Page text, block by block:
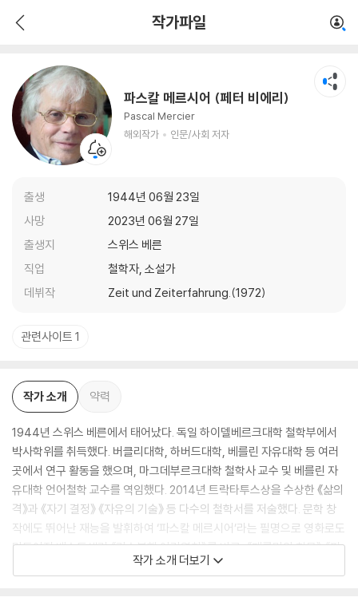
작가파일
파스칼 메르시어 (페터 비에리)
Pascal Mercier
해외작가
인문/사회 저자
출생
1944년 06월 23일
사망
2023년 06월 27일
출생지
스위스 베른
직업
철학자, 소설가
데뷔작
Zeit und Zeiterfahrung.(1972)
인문/사회 저자
관련사이트 1
작가 소개 약력
1944년 스위스 베른에서 태어났다. 독일 하이델베르크대학 철학부에서
박사학위를 취득했다. 버클리대학, 하버드대학, 베를린 자유대학 등 여러
곳에서 연구 활동을 했으며, 마그데부르크대학 철학사 교수 및 베를린 자
유대학 언어철학 교수를 역임했다. 2014년 트락타투스상을 수상한 《삶의
격》과 《자기 결정》 《자유의 기술》 등 다수의 철학서를 저술했다. 문학 창
작에도 뛰어난 재능을 발휘하여 ‘파스칼 메르시어’라는 필명으로 영화로도
만들어진 베스트셀러 《리스본행 야간열차》를 비롯, 《페를만의 침묵》 《피
아노 조율사》 《레아》 등의 장편소설을 발표했다. 현재 인간의 정신세계,
작가 소개 더보기